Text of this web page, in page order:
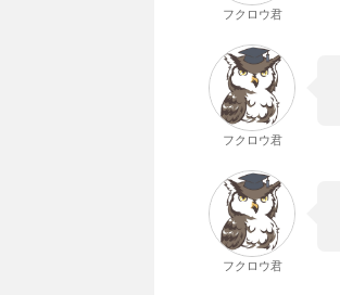
フクロウ君
フクロウ君
フクロウ君